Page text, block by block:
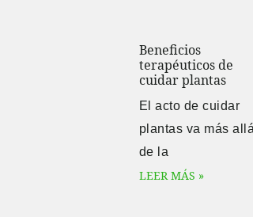
Beneficios
terapéuticos de
cuidar plantas
El acto de cuidar
plantas va más allá
de la
LEER MÁS »